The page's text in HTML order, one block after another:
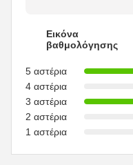
Εικόνα
βαθμολόγησης
5 αστέρια
4 αστέρια
3 αστέρια
2 αστέρια
1 αστέρια